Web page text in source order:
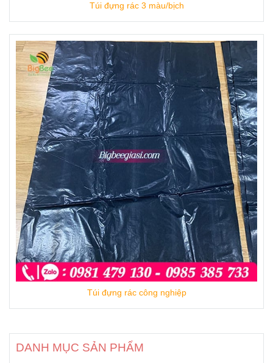
Túi đựng rác 3 màu/bịch
Túi đựng rác công nghiệp
DANH MỤC SẢN PHẨM